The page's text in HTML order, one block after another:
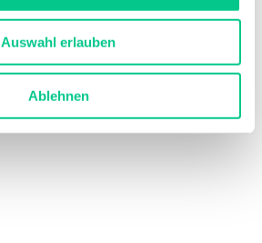
Auswahl erlauben
Ablehnen